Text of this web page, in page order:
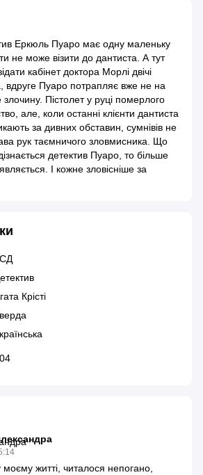
Еркюль Пуаро має одну маленьку
не може візити до дантиста. А тут
кабінет доктора Морлі двічі
вдруге Пуаро потрапляє вже не на
Пістолет у руці померлого
але, коли останні клієнти дантиста
за дивних обставин, сумнівів не
рук таємничого зловмисника. Що
детектив Пуаро, то більше
І кожне зловісніше за
Крісті
житті, читалося непогано,